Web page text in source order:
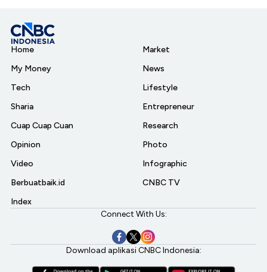
Home
My Money
Tech
Sharia
Cuap Cuap Cuan
Opinion
Video
Berbuatbaik.id
Index
Market
News
Lifestyle
Entrepreneur
Research
Photo
Infographic
CNBC TV
Connect With Us:
Download aplikasi CNBC Indonesia: